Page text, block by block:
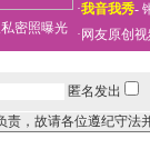
密照曝光
·我音我秀-
· 网友原创
匿名发出
责，故请各位遵纪守法